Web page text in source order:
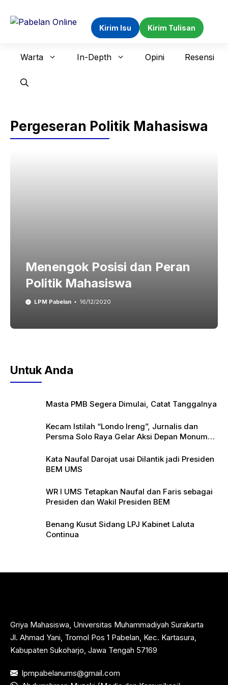
Kirim Isu Kirim Tulisan
Warta In-Depth Opini Resensi
Pergeseran Politik Mahasiswa
Menengok Posisi dan Peran
Politik Mahasiswa
LPM Pabelan 16/12/2020
Untuk Anda
Masta PMB Segera Dimulai, Catat Tanggalnya
Kecam Istilah “Londo Ireng”, Jurnalis dan
Persma Solo Raya Gelar Aksi Depan Monumen
Kata Naufal Darojat usai Dilantik jadi Presiden
BEM UMS
WR I UMS Tetapkan Naufal dan Faris sebagai
Presiden dan Wakil Presiden BEM
Benang Kusut Sidang LPJ Kabinet Laluta
Continua
Griya Mahasiswa, Universitas Muhammadiyah Surakarta
Jl. Ahmad Yani, Tromol Pos 1 Pabelan, Kec. Kartasura,
Kabupaten Sukoharjo, Jawa Tengah 57169
lpmpabelanums@gmail.com